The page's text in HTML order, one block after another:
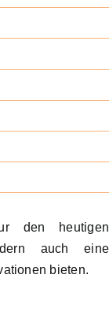
den heutigen
auch eine
bieten.